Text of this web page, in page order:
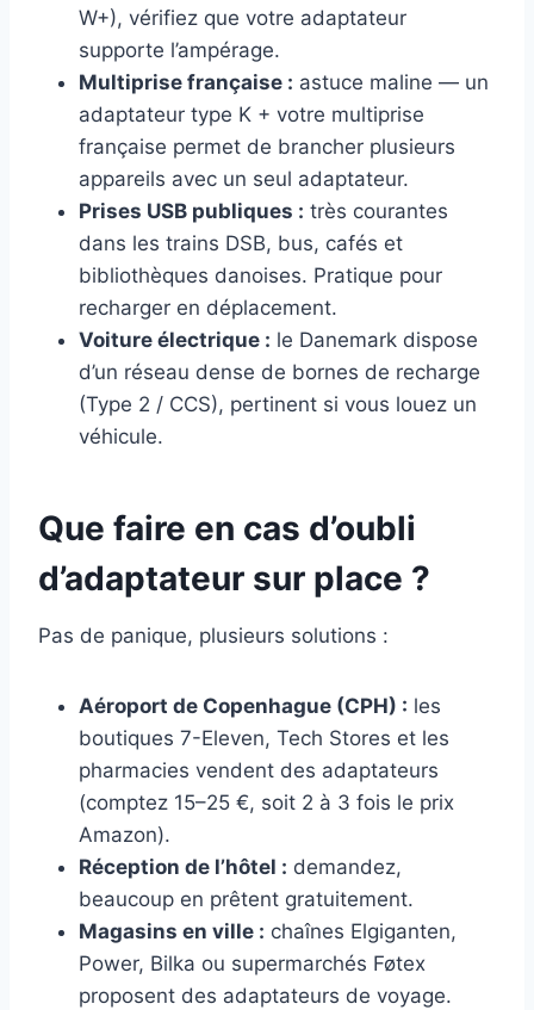
W+), vérifiez que votre adaptateur
supporte l’ampérage.
Multiprise française : astuce maline — un
adaptateur type K + votre multiprise
française permet de brancher plusieurs
appareils avec un seul adaptateur.
Prises USB publiques : très courantes
dans les trains DSB, bus, cafés et
bibliothèques danoises. Pratique pour
recharger en déplacement.
Voiture électrique : le Danemark dispose
d’un réseau dense de bornes de recharge
(Type 2 / CCS), pertinent si vous louez un
véhicule.
Que faire en cas d’oubli
d’adaptateur sur place ?
Pas de panique, plusieurs solutions :
Aéroport de Copenhague (CPH) : les
boutiques 7-Eleven, Tech Stores et les
pharmacies vendent des adaptateurs
(comptez 15–25 €, soit 2 à 3 fois le prix
Amazon).
Réception de l’hôtel : demandez,
beaucoup en prêtent gratuitement.
Magasins en ville : chaînes Elgiganten,
Power, Bilka ou supermarchés Føtex
proposent des adaptateurs de voyage.